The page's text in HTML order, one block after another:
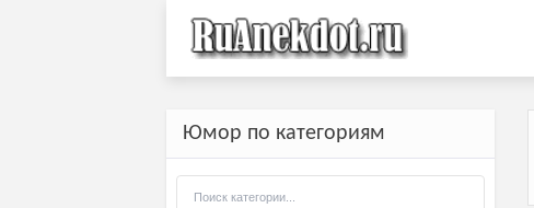
Юмор по категориям